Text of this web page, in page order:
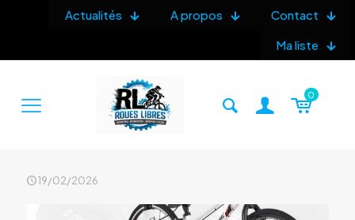
Actualités A propos
Contact
Ma liste
0
19/02/2026